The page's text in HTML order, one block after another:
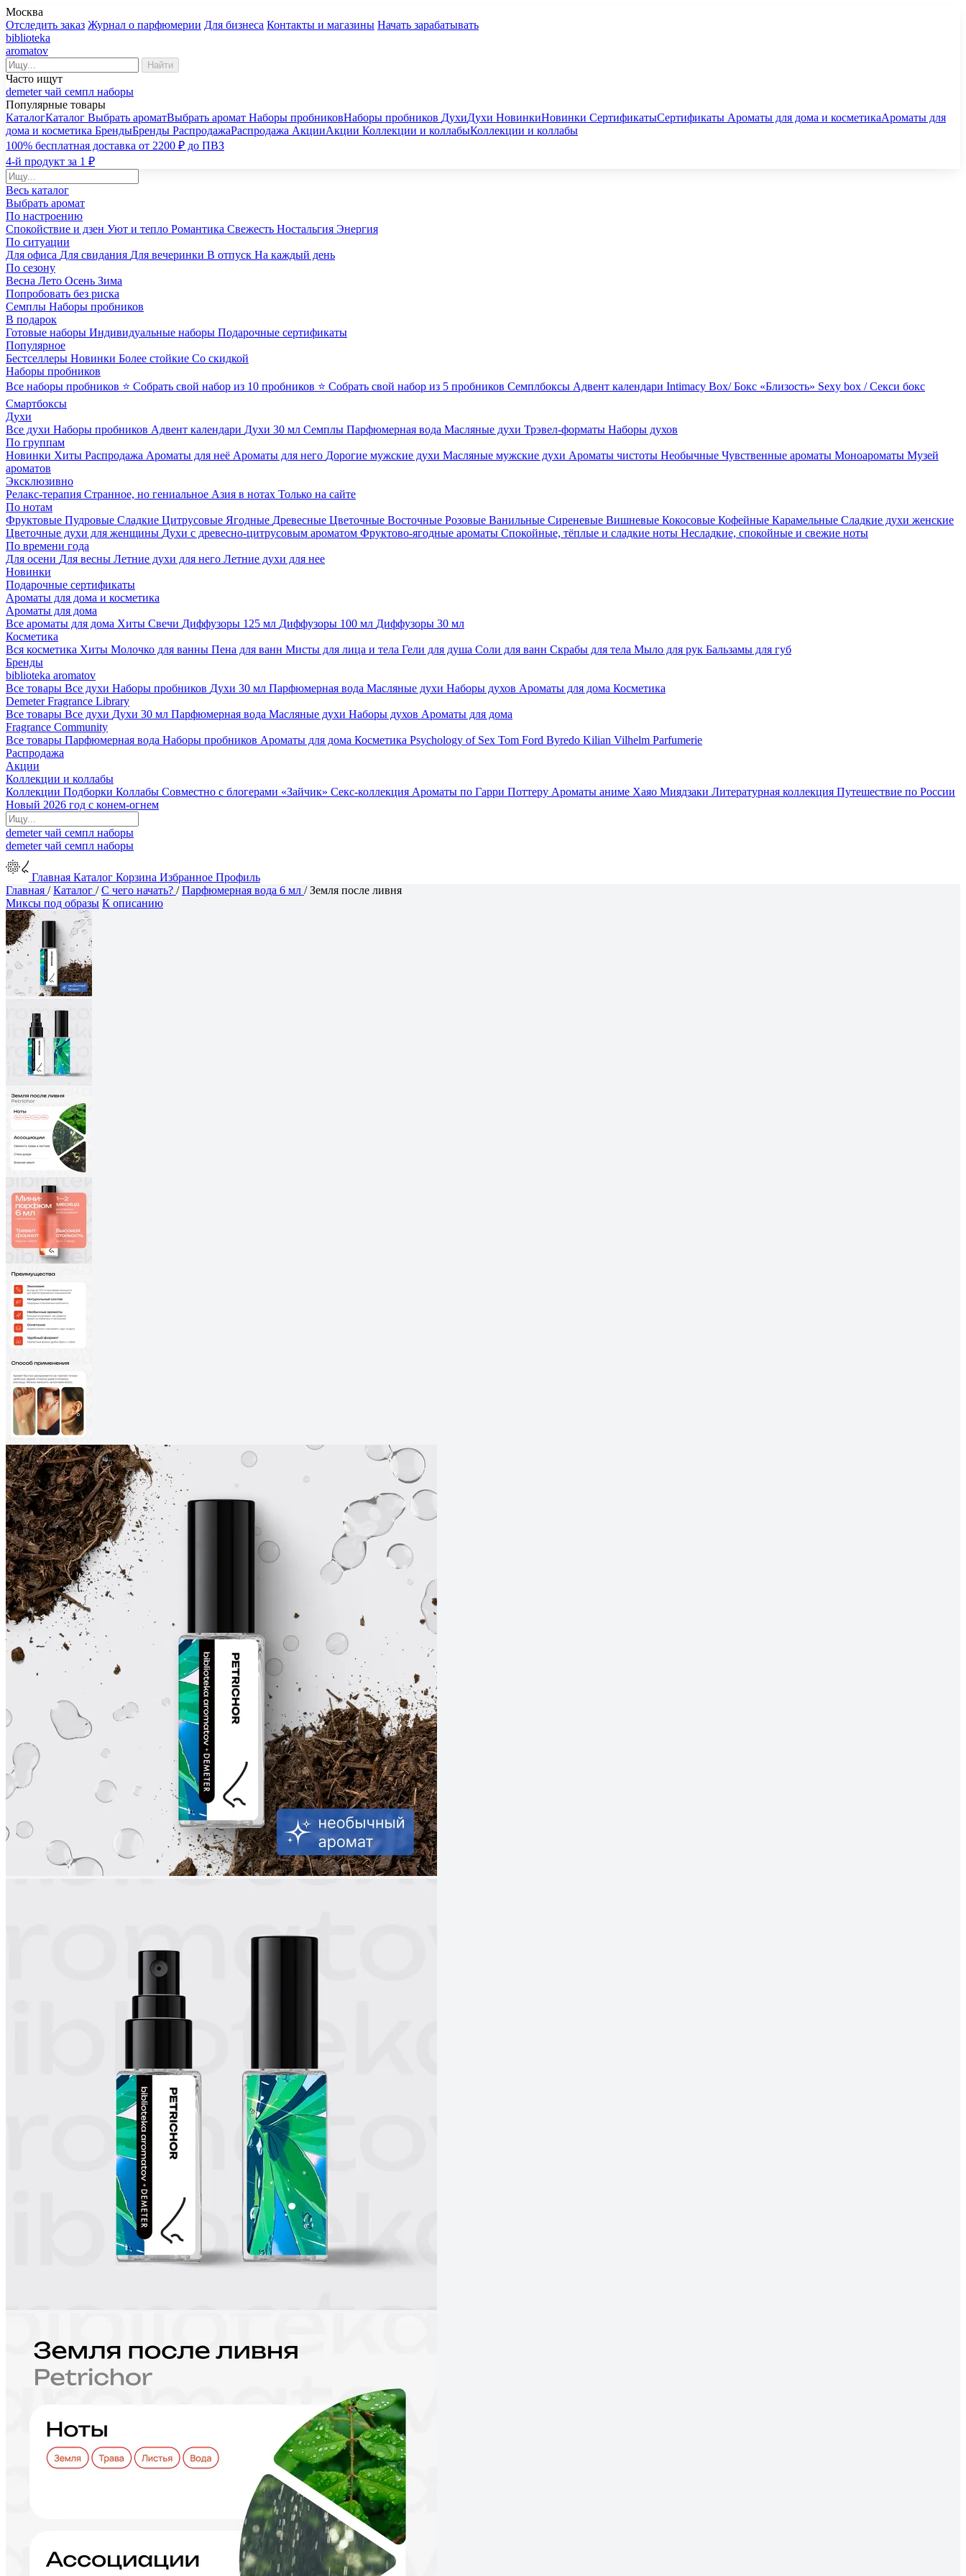
Москва
Отследить заказ Журнал о парфюмерии Для бизнеса Контакты и магазины Начать зарабатывать
biblioteka
aromatov
Найти
Часто ищут
demeterчай семпл наборы
Популярные товары
КаталогКаталог Выбрать ароматВыбрать аромат Наборы пробниковНаборы пробников ДухиДухи НовинкиНовинки СертификатыСертификаты Ароматы для дома и косметикаАроматы для
дома и косметика БрендыБренды РаспродажаРаспродажа АкцииАкции Коллекции и коллабыКоллекции и коллабы
100% бесплатная доставка от 2200 ₽ до ПВЗ
4-й продукт за 1 ₽
Весь каталог
Выбрать аромат
По настроению
Спокойствие и дзен Уют и тепло Романтика Свежесть Ностальгия Энергия
По ситуации
Для офиса Для свидания Для вечеринки В отпуск На каждый день
По сезону
Весна Лето Осень Зима
Попробовать без риска
Семплы Наборы пробников
В подарок
Готовые наборы Индивидуальные наборы Подарочные сертификаты
Популярное
Бестселлеры Новинки Более стойкие Со скидкой
Наборы пробников
Все наборы пробников ⭐ Собрать свой набор из 10 пробников ⭐ Собрать свой набор из 5 пробников Семплбоксы Адвент календари Intimacy Box/ Бокс «Близость» Sexy box / Секси бокс
Смартбоксы
Духи
Все духи Наборы пробников Адвент календари Духи 30 мл Семплы Парфюмерная вода Масляные духи Трэвел-форматы Наборы духов
По группам
Новинки Хиты Распродажа Ароматы для неё Ароматы для него Дорогие мужские духи Масляные мужские духи Ароматы чистоты Необычные Чувственные ароматы Моноароматы Музей
ароматов
Эксклюзивно
Релакс-терапия Странное, но гениальное Азия в нотах Только на сайте
По нотам
Фруктовые Пудровые Сладкие Цитрусовые Ягодные Древесные Цветочные Восточные Розовые Ванильные Сиреневые Вишневые Кокосовые Кофейные Карамельные Сладкие духи женские
Цветочные духи для женщины Духи с древесно-цитрусовым ароматом Фруктово-ягодные ароматы Спокойные, тёплые и сладкие ноты Несладкие, спокойные и свежие ноты
По времени года
Для осени Для весны Летние духи для него Летние духи для нее
Новинки
Подарочные сертификаты
Ароматы для дома и косметика
Ароматы для дома
Все ароматы для дома Хиты Свечи Диффузоры 125 мл Диффузоры 100 мл Диффузоры 30 мл
Косметика
Вся косметика Хиты Молочко для ванны Пена для ванн Мисты для лица и тела Гели для душа Соли для ванн Скрабы для тела Мыло для рук Бальзамы для губ
Бренды
biblioteka aromatov
Все товары Все духи Наборы пробников Духи 30 мл Парфюмерная вода Масляные духи Наборы духов Ароматы для дома Косметика
Demeter Fragrance Library
Все товары Все духи Духи 30 мл Парфюмерная вода Масляные духи Наборы духов Ароматы для дома
Fragrance Community
Все товары Парфюмерная вода Наборы пробников Ароматы для дома Косметика Psychology of Sex Tom Ford Byredo Kilian Vilhelm Parfumerie
Распродажа
Акции
Коллекции и коллабы
Коллекции Подборки Коллабы Совместно с блогерами «Зайчик» Секс-коллекция Ароматы по Гарри Поттеру Ароматы аниме Хаяо Миядзаки Литературная коллекция Путешествие по России
Новый 2026 год с конем-огнем
demeterчай семпл наборы
demeterчай семпл наборы
Главная Каталог Корзина Избранное Профиль
Главная /Каталог /С чего начать? /Парфюмерная вода 6 мл /Земля после ливня
Миксы под образы К описанию